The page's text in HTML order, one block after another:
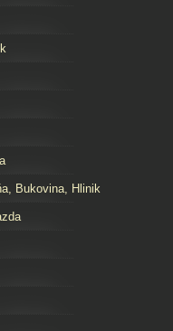
Bukovina, Hlinik